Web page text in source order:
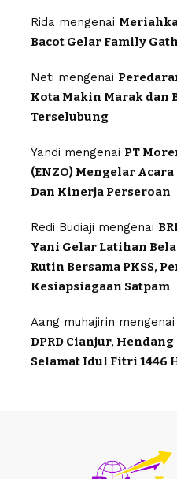
Rida mengenai
Bacot Gelar Family
Neti mengenai
Kota Makin Marak dan
Terselubung
Yandi mengenai PT
(ENZO) Mengelar
Dan Kinerja Perseroan
Redi Budiaji mengenai
Yani Gelar Latihan
Rutin Bersama PKSS,
Kesiapsiagaan Satpam
Aang muhajirin mengenai
DPRD Cianjur,
Selamat Idul Fitri 1446